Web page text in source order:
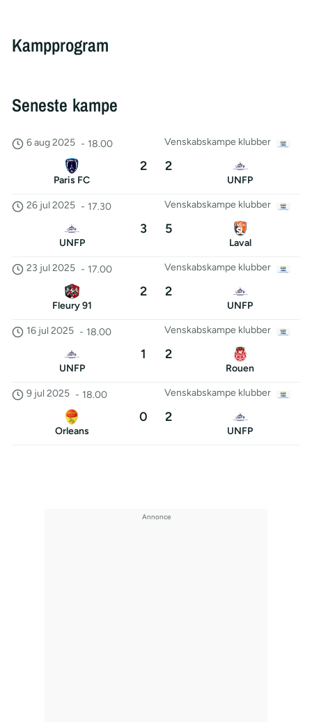
Kampprogram
Seneste kampe
Venskabskampe klubber
6 aug 2025 - 18.00
Paris FC
2 2
UNFP
Venskabskampe klubber
26 jul 2025 - 17.30
UNFP
3 5
Laval
Venskabskampe klubber
23 jul 2025 - 17.00
Fleury 91
2 2
UNFP
Venskabskampe klubber
16 jul 2025 - 18.00
UNFP
1 2
Rouen
Venskabskampe klubber
9 jul 2025 - 18.00
Orleans
0 2
UNFP